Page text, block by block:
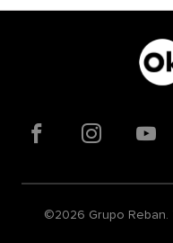
FacebookInstagram
©2026 Grupo